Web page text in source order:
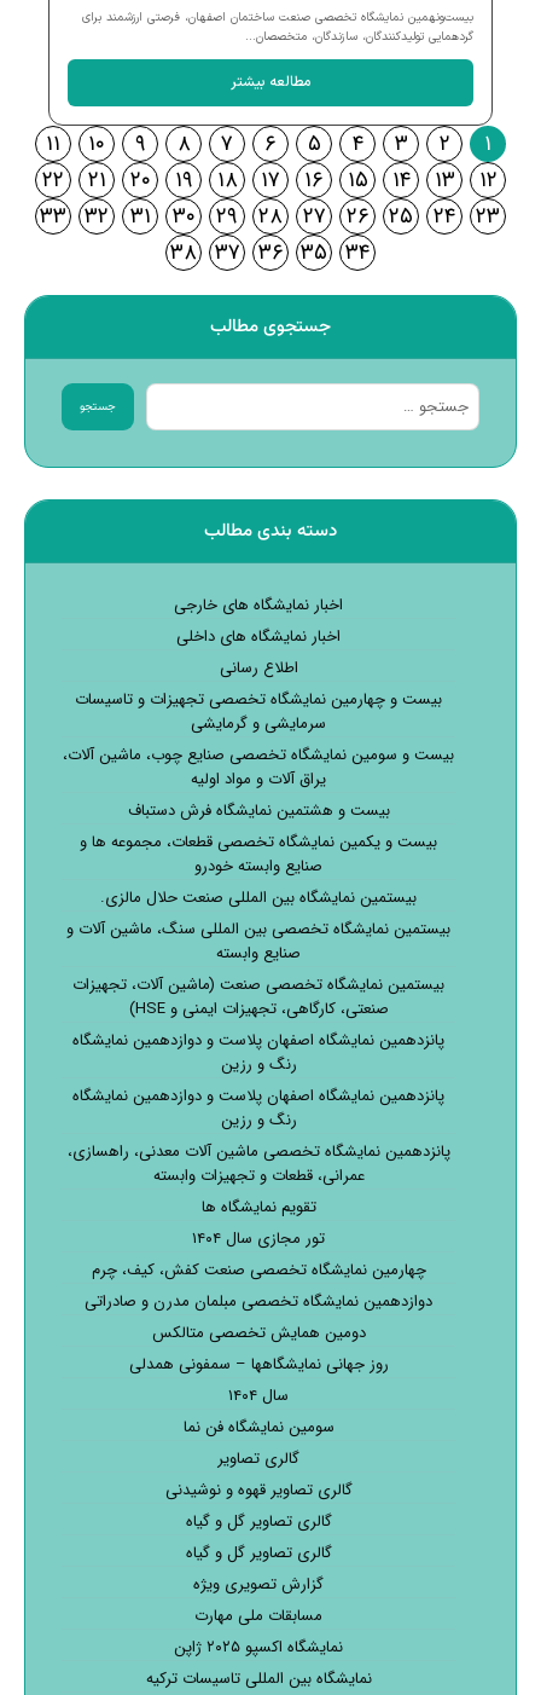
بیست‌ونهمین نمایشگاه تخصصی صنعت ساختمان اصفهان، فرصتی ارزشمند برای
گردهمایی تولیدکنندگان، سازندگان، متخصصان...
مطالعه بیشتر
۱ ۲ ۳ ۴ ۵ ۶ ۷ ۸ ۹ ۱۰
۱۱
۱۲
۱۳ ۱۴ ۱۵ ۱۶ ۱۷ ۱۸ ۱۹ ۲۰ ۲۱
۲۲
۲۳
۲۴ ۲۵ ۲۶ ۲۷ ۲۸ ۲۹ ۳۰ ۳۱ ۳۲ ۳۳
۳۴ ۳۵ ۳۶ ۳۷ ۳۸
جستجوی مطالب
جستجو
دسته بندی مطالب
اخبار نمایشگاه های خارجی
اخبار نمایشگاه های داخلی
اطلاع رسانی
بیست و چهارمین نمایشگاه تخصصی تجهیزات و تاسیسات
سرمایشی و گرمایشی
بیست و سومین نمایشگاه تخصصی صنایع چوب، ماشین آلات،
یراق آلات و مواد اولیه
بیست و هشتمین نمایشگاه فرش دستباف
بیست و یکمین نمایشگاه تخصصی قطعات، مجموعه ها و
صنایع وابسته خودرو
بیستمین نمایشگاه بین المللی صنعت حلال مالزی.
بیستمین نمایشگاه تخصصی بین المللی سنگ، ماشین آلات و
صنایع وابسته
بیستمین نمایشگاه تخصصی صنعت (ماشین آلات، تجهیزات
صنعتی، کارگاهی، تجهیزات ایمنی و HSE)
پانزدهمین نمایشگاه اصفهان پلاست و دوازدهمین نمایشگاه
رنگ و رزین
پانزدهمین نمایشگاه اصفهان پلاست و دوازدهمین نمایشگاه
رنگ و رزین
پانزدهمین نمایشگاه تخصصی ماشین آلات معدنی، راهسازی،
عمرانی، قطعات و تجهیزات وابسته
تقویم نمایشگاه ها
تور مجازی سال ۱۴۰۴
چهارمین نمایشگاه تخصصی صنعت کفش، کیف، چرم
دوازدهمین نمایشگاه تخصصی مبلمان مدرن و صادراتی
دومین همایش تخصصی متالکس
روز جهانی نمایشگاهها – سمفونی همدلی
سال ۱۴۰۴
سومین نمایشگاه فن نما
گالری تصاویر
گالری تصاویر قهوه و نوشیدنی
گالری تصاویر گل و گیاه
گالری تصاویر گل و گیاه
گزارش تصویری ویژه
مسابقات ملی مهارت
نمایشگاه اکسپو ۲۰۲۵ ژاپن
نمایشگاه بین المللی تاسیسات ترکیه